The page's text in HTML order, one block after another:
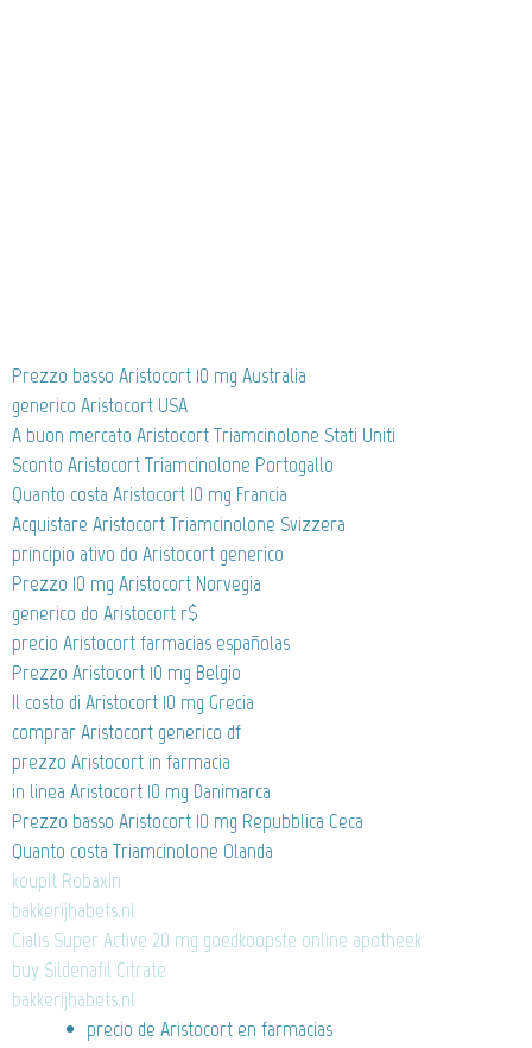
Prezzo basso Aristocort 10 mg Australia
generico Aristocort USA
A buon mercato Aristocort Triamcinolone Stati Uniti
Sconto Aristocort Triamcinolone Portogallo
Quanto costa Aristocort 10 mg Francia
Acquistare Aristocort Triamcinolone Svizzera
principio ativo do Aristocort generico
Prezzo 10 mg Aristocort Norvegia
generico do Aristocort r$
precio Aristocort farmacias españolas
Prezzo Aristocort 10 mg Belgio
Il costo di Aristocort 10 mg Grecia
comprar Aristocort generico df
prezzo Aristocort in farmacia
in linea Aristocort 10 mg Danimarca
Prezzo basso Aristocort 10 mg Repubblica Ceca
Quanto costa Triamcinolone Olanda
koupit Robaxin
bakkerijhabets.nl
Cialis Super Active 20 mg goedkoopste online apotheek
buy Sildenafil Citrate
bakkerijhabets.nl
precio de Aristocort en farmacias